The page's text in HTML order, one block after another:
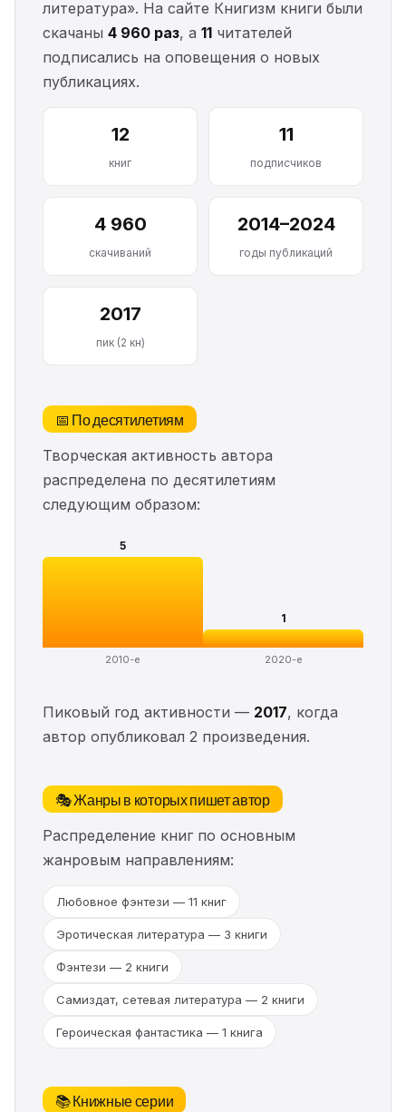
литература». На сайте Книгизм книги были
скачаны 4 960 раз, а 11 читателей
подписались на оповещения о новых
публикациях.
12
книг
11
подписчиков
4 960
скачиваний
2014–2024
годы публикаций
2017
пик (2 кн)
📅 По десятилетиям
Творческая активность автора
распределена по десятилетиям
следующим образом:
5
2010-е
1
2020-е
Пиковый год активности — 2017, когда
автор опубликовал 2 произведения.
🎭 Жанры в которых пишет автор
Распределение книг по основным
жанровым направлениям:
Любовное фэнтези — 11 книг
Эротическая литература — 3 книги
Фэнтези — 2 книги
Самиздат, сетевая литература — 2 книги
Героическая фантастика — 1 книга
📚 Книжные серии